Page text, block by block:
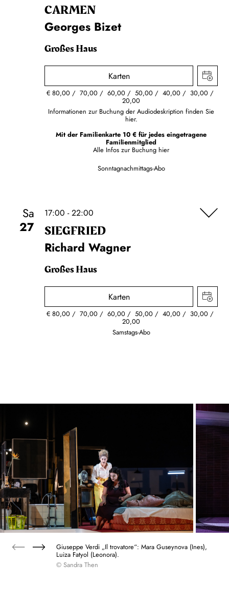
CARMEN
Georges Bizet
Großes Haus
Karten
€80,00 70,00 60,00 50,00 40,00 30,00
20,00
Informationen zur Buchung der Audiodeskription finden Sie
hier.
Mit der Familienkarte 10 € für jedes eingetragene
Familienmitglied
Alle Infos zur Buchung hier
Sonntagnachmittags-Abo
Sa
27
17:00 - 22:00
SIEG­FRIED
Richard Wagner
Großes Haus
Karten
€80,00 70,00 60,00 50,00 40,00 30,00
20,00
Samstags-Abo
Giuseppe Verdi „Il trovatore“: Mara Guseynova (Ines),
Luiza Fatyol (Leonora).
© Sandra Then